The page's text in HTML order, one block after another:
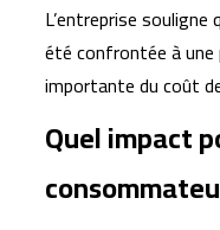
L’entreprise souligne
été confrontée à
importante du coût
Quel impact